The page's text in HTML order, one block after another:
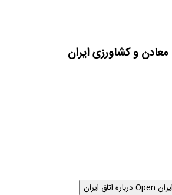
معادن و کشاورزی ایران
Open درباره اتاق ایران